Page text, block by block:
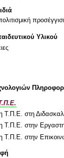
Υλικού
Τ.Π.Ε. στη
Τ.Π.Ε. στην
Τ.Π.Ε. στην